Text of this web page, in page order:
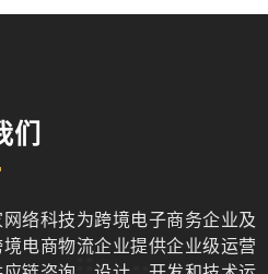
们
络科技为跨境电子商务企业及
电商物流企业提供企业级运营